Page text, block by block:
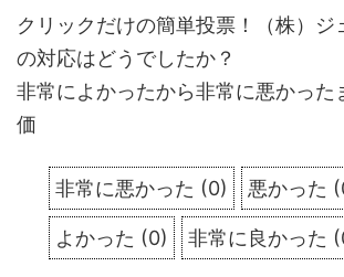
クリックだけの簡単投票！（株）ジ
の対応はどうでしたか？
非常によかったから非常に悪かった
価
非常に悪かった (0) 悪かった (
よかった (0) 非常に良かった (